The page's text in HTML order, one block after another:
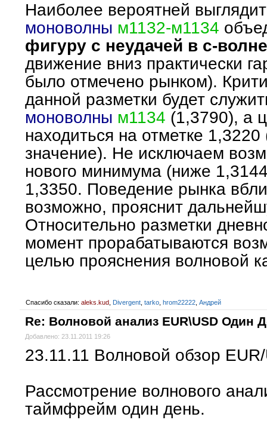
Наиболее вероятней
моноволны м1132-м1134
фигуру с неудачей в с-волне
движение вниз практически
было отмечено рынком).
данной разметки будет
моноволны м1134 (1,3790), а
находиться на отметке
значение). Не исключаем
нового минимума (ниже
1,3350. Поведение рынка
возможно, прояснит
Относительно разметки
момент прорабатываются
целью прояснения волновой
Спасибо сказали: aleks.kud Divergent tarko hrom22222 Андрей
Re: Волновой анализ EUR\USD Один
Добавлено: 23.11.2011 19:26
23.11.11 Волновой обзор
Рассмотрение волнового
таймфрейм один день.